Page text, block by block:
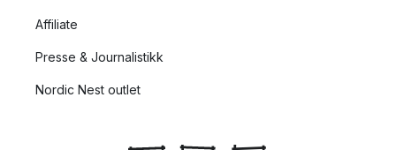
Affiliate
Presse & Journalistikk
Nordic Nest outlet